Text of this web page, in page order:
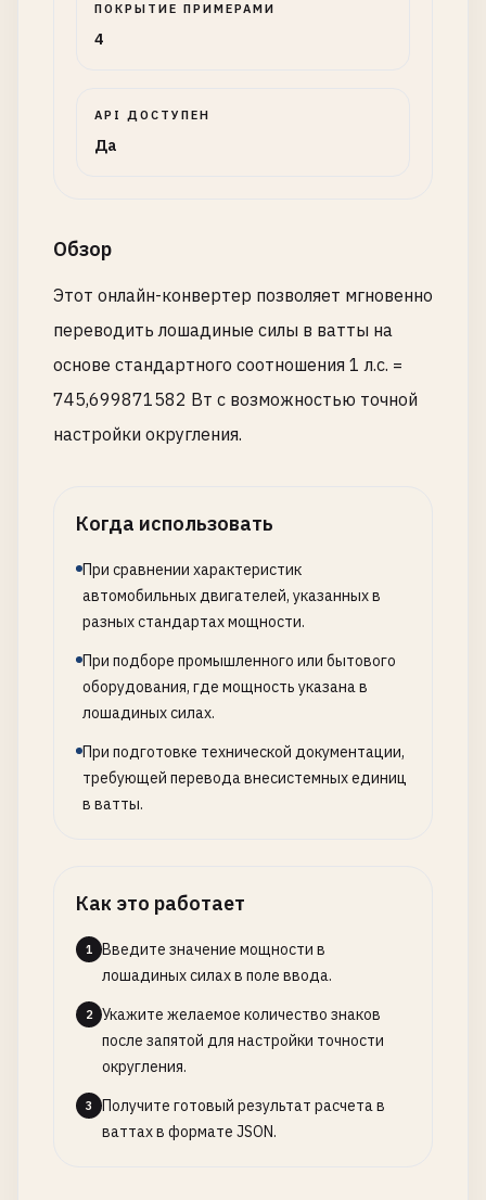
ПОКРЫТИЕ ПРИМЕРАМИ
4
API ДОСТУПЕН
Да
Обзор
Этот онлайн-конвертер позволяет мгновенно
переводить лошадиные силы в ватты на
основе стандартного соотношения 1 л.с. =
745,699871582 Вт с возможностью точной
настройки округления.
Когда использовать
При сравнении характеристик
автомобильных двигателей, указанных в
разных стандартах мощности.
При подборе промышленного или бытового
оборудования, где мощность указана в
лошадиных силах.
При подготовке технической документации,
требующей перевода внесистемных единиц
в ватты.
Как это работает
1
Введите значение мощности в
лошадиных силах в поле ввода.
2
Укажите желаемое количество знаков
после запятой для настройки точности
округления.
3
Получите готовый результат расчета в
ваттах в формате JSON.